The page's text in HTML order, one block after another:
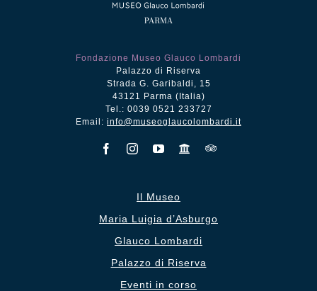
Fondazione Museo Glauco Lombardi
Palazzo di Riserva
Strada G. Garibaldi, 15
43121 Parma (Italia)
Tel.: 0039 0521 233727
Email: info@museoglaucolombardi.it
Il Museo
Maria Luigia d’Asburgo
Glauco Lombardi
Palazzo di Riserva
Eventi in corso